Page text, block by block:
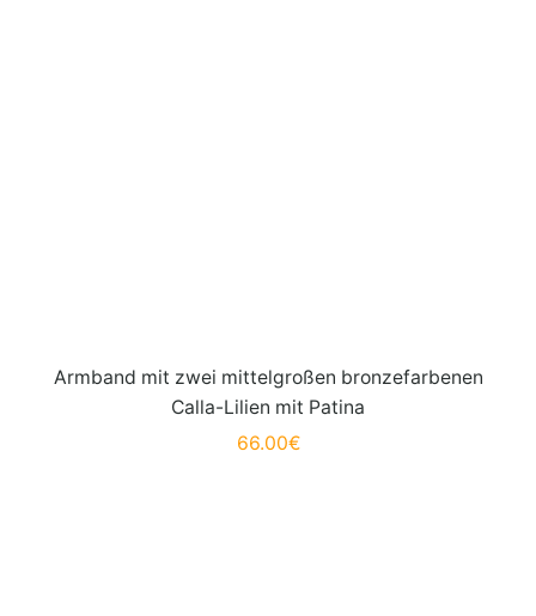
Armband mit zwei mittelgroßen bronzefarbenen
Calla-Lilien mit Patina
66.00€